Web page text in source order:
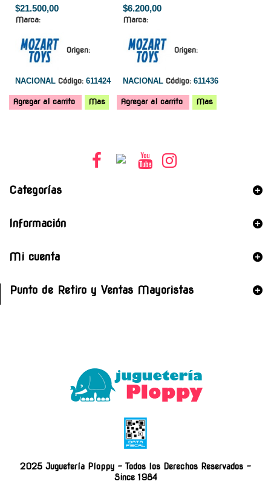
$21.500,00
Marca:
Origen:
NACIONAL Código: 611424
Agregar al carrito Mas
$6.200,00
Marca:
Origen:
NACIONAL Código: 611436
Agregar al carrito Mas
Categorías
Información
Mi cuenta
Punto de Retiro y Ventas Mayoristas
2025 Juguetería Ploppy - Todos los Derechos Reservados -
Since 1984